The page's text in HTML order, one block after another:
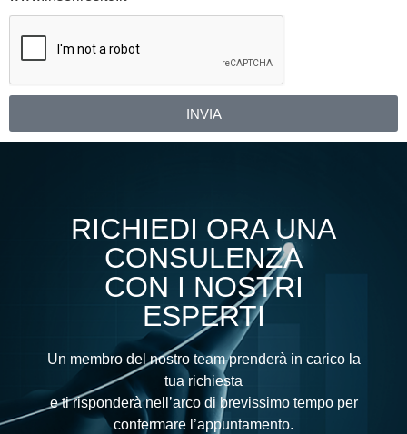
INVIA
Alternative:
RICHIEDI ORA UNA
CONSULENZA
CON I NOSTRI
ESPERTI
Un membro del nostro team prenderà in carico la
tua richiesta
e ti risponderà nell’arco di brevissimo tempo per
confermare l’appuntamento.